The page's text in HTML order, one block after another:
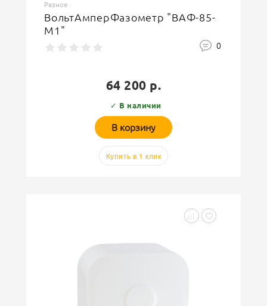
Разное
ВольтАмперФазометр "ВАФ-85-
М1"
0
64 200 р.
✓ В наличии
В корзину
Купить в 1 клик